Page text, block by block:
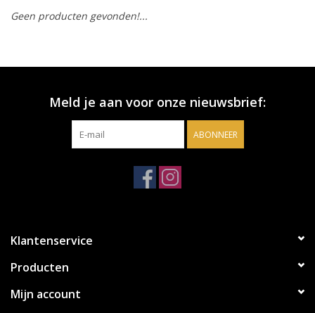
Accessoires
Relatiegeschenken
Geen producten gevonden!...
Meld je aan voor onze nieuwsbrief:
ABONNEER
Klantenservice
Producten
Mijn account